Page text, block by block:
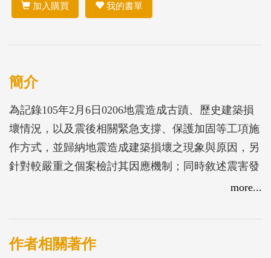
加入購買 我的書單
簡介
為記錄105年2月6日0206地震造成古蹟、歷史建築損
壞情況，以及震後相關緊急支撐、保護加固等工項施
作方式，並歸納地震造成建築損壞之現象與原因，另
針對較嚴重之個案檢討其因應機制；同時敘述震害發
生後，主管機關(文化部)依文化資產保存法相關規定
災損時之經驗參考資料。
more...
作者相關著作